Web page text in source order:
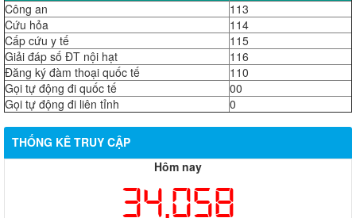
Công an
113
Cứu hỏa
114
Cấp cứu y tế
115
Giải đáp số ĐT nội hạt
116
Đăng ký đàm thoại quốc tế
110
Gọi tự động đi quốc tế
00
Gọi tự động đi liên tỉnh
0
THỐNG KÊ TRUY CẬP
Hôm nay
34,058